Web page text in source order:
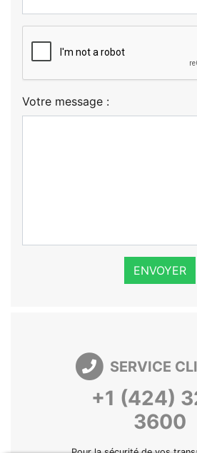
Votre message :
ENVOYER
SERVICE
+1 (424)
3600